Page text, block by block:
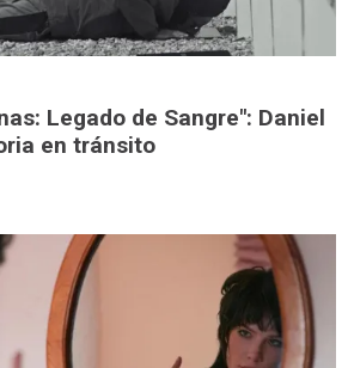
Legado de Sangre": Daniel
en tránsito